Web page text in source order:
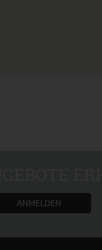
ANMELDEN